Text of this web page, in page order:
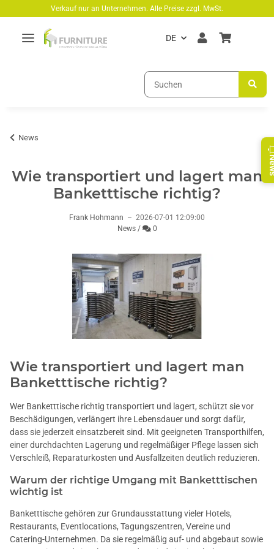
Zum Hauptinhalt springenVerkauf nur an Unternehmen. Alle Preise zzgl. MwSt.
DE
News
Wie transportiert und lagert man
Banketttische richtig?
Frank Hohmann – 2026-07-01 12:09:00
News / Kommentare
0
Wie transportiert und lagert man
Banketttische richtig?
Wer Banketttische richtig transportiert und lagert, schützt sie vor
Beschädigungen, verlängert ihre Lebensdauer und sorgt dafür,
dass sie jederzeit einsatzbereit sind. Mit geeigneten Transporthilfen,
einer durchdachten Lagerung und regelmäßiger Pflege lassen sich
Verschleiß, Reparaturkosten und Ausfallzeiten deutlich reduzieren.
Warum der richtige Umgang mit Banketttischen
wichtig ist
Banketttische gehören zur Grundausstattung vieler Hotels,
Restaurants, Eventlocations, Tagungszentren, Vereine und
Catering-Unternehmen. Da sie regelmäßig auf- und abgebaut sowie